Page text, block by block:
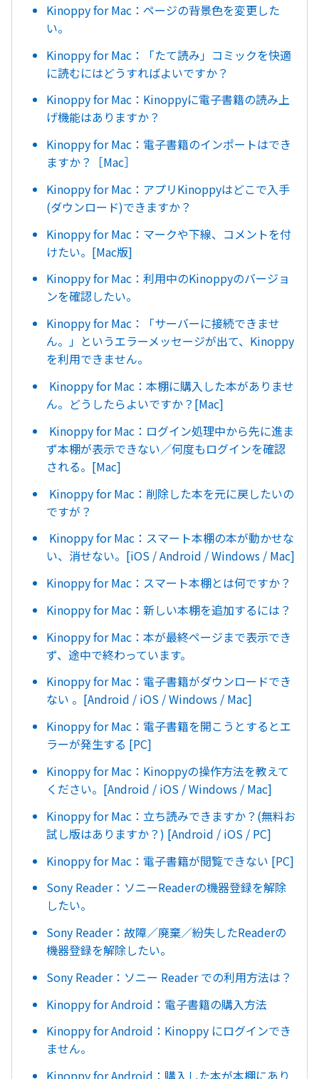
Kinoppy for Mac：ページの背景色を変更した
い。
Kinoppy for Mac：「たて読み」コミックを快適
に読むにはどうすればよいですか？
Kinoppy for Mac：Kinoppyに電子書籍の読み上
げ機能はありますか？
Kinoppy for Mac：電子書籍のインポートはでき
ますか？［Mac］
Kinoppy for Mac：アプリKinoppyはどこで入手
(ダウンロード)できますか？
Kinoppy for Mac：マークや下線、コメントを付
けたい。[Mac版]
Kinoppy for Mac：利用中のKinoppyのバージョ
ンを確認したい。
Kinoppy for Mac：「サーバーに接続できませ
ん。」というエラーメッセージが出て、Kinoppy
を利用できません。
Kinoppy for Mac：本棚に購入した本がありませ
ん。どうしたらよいですか？[Mac]
Kinoppy for Mac：ログイン処理中から先に進ま
ず本棚が表示できない／何度もログインを確認
される。[Mac]
Kinoppy for Mac：削除した本を元に戻したいの
ですが？
Kinoppy for Mac：スマート本棚の本が動かせな
い、消せない。[iOS / Android / Windows / Mac]
Kinoppy for Mac：スマート本棚とは何ですか？
Kinoppy for Mac：新しい本棚を追加するには？
Kinoppy for Mac：本が最終ページまで表示でき
ず、途中で終わっています。
Kinoppy for Mac：電子書籍がダウンロードでき
ない 。[Android / iOS / Windows / Mac]
Kinoppy for Mac：電子書籍を開こうとするとエ
ラーが発生する [PC]
Kinoppy for Mac：Kinoppyの操作方法を教えて
ください。[Android / iOS / Windows / Mac]
Kinoppy for Mac：立ち読みできますか？(無料お
試し版はありますか？) [Android / iOS / PC]
Kinoppy for Mac：電子書籍が閲覧できない [PC]
Sony Reader：ソニーReaderの機器登録を解除
したい。
Sony Reader：故障／廃棄／紛失したReaderの
機器登録を解除したい。
Sony Reader：ソニー Reader での利用方法は？
Kinoppy for Android：電子書籍の購入方法
Kinoppy for Android：Kinoppy にログインでき
ません。